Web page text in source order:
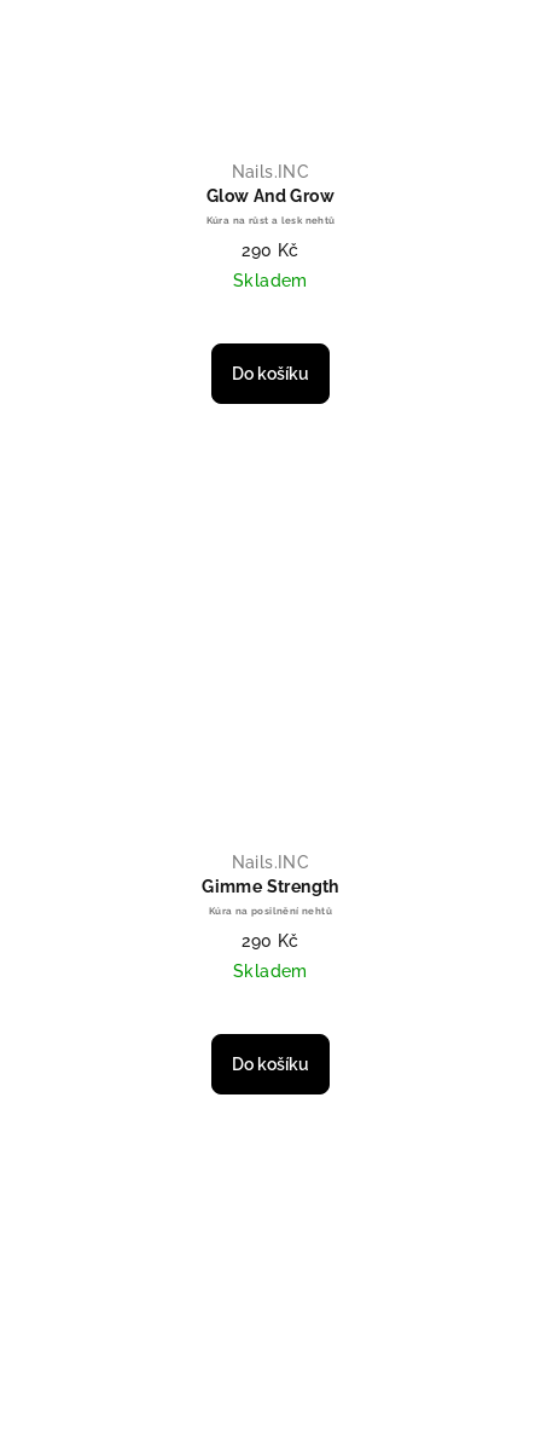
Nails.INC
Glow And Grow
Kúra na růst a lesk nehtů
290 Kč
Skladem
Do košíku
Nails.INC
Gimme Strength
Kúra na posilnění nehtů
290 Kč
Skladem
Do košíku